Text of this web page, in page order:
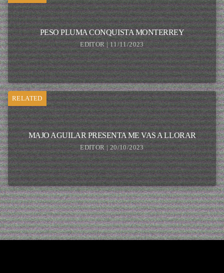
PESO PLUMA CONQUISTA MONTERREY
EDITOR | 11/11/2023
RELATED
MAJO AGUILAR PRESENTA ME VAS A LLORAR
EDITOR | 20/10/2023